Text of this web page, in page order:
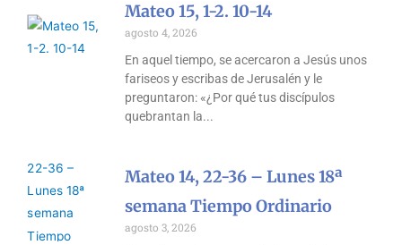
Mateo 15, 1-2. 10-14
agosto 4, 2026
En aquel tiempo, se acercaron a Jesús unos
fariseos y escribas de Jerusalén y le
preguntaron: «¿Por qué tus discípulos
quebrantan la
Mateo 14, 22-36 – Lunes 18ª
semana Tiempo Ordinario
agosto 3, 2026